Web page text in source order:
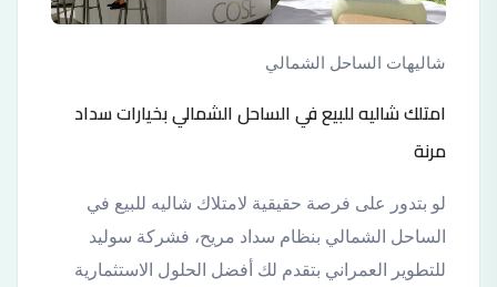
شاليهات الساحل الشمالي
امتلك شاليه للبيع في الساحل الشمالي بخيارات سداد
مرنة
لو بتدور على فرصة حقيقية لامتلاك شاليه للبيع في
الساحل الشمالي بنظام سداد مريح، فشركة سوليد
للتطوير العمراني بتقدم لك أفضل الحلول الاستثمارية